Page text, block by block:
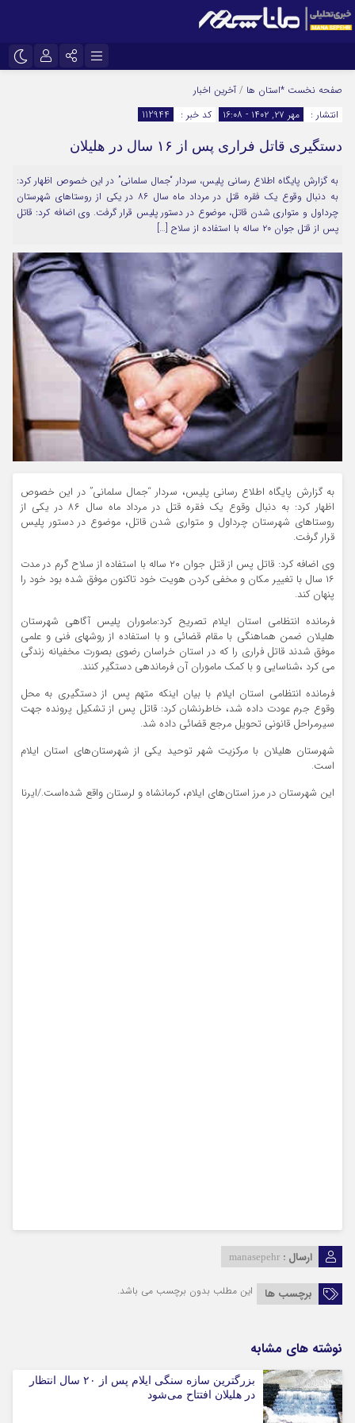
اینستاگرام
سروش ایتا
آپارات
نام کاربری یا نشانی ایمیل
رمز عبور
مرا به خاطر بسپار
صفحه نخست *استان ها / آخرین اخبار
انتشار :
مهر ۲۷, ۱۴۰۲ - ۱۶:۰۸ کد خبر : 112944
دستگیری قاتل فراری پس از ۱۶ سال در هلیلان
به گزارش پایگاه اطلاع رسانی پلیس، سردار “جمال سلمانی” در این خصوص اظهار کرد:
به دنبال وقوع یک فقره قتل در مرداد ماه سال ۸۶ در یکی از روستاهای شهرستان
چرداول و متواری شدن قاتل، موضوع در دستور پلیس قرار گرفت. وی اضافه کرد: قاتل
پس از قتل جوان ۲۰ ساله با استفاده از سلاح […]
به گزارش پایگاه اطلاع رسانی پلیس، سردار “جمال سلمانی” در این خصوص
اظهار کرد: به دنبال وقوع یک فقره قتل در مرداد ماه سال ۸۶ در یکی از
روستاهای شهرستان چرداول و متواری شدن قاتل، موضوع در دستور پلیس
قرار گرفت.
وی اضافه کرد: قاتل پس از قتل جوان ۲۰ ساله با استفاده از سلاح گرم در مدت
۱۶ سال با تغییر مکان و مخفی کردن هویت خود تاکنون موفق شده بود خود را
پنهان کند.
فرمانده انتظامی استان ایلام تصریح کرد:ماموران پلیس آگاهی شهرستان
هلیلان ضمن هماهنگی با مقام قضائی و با استفاده از روشهای فنی و علمی
موفق شدند قاتل فراری را که در استان خراسان رضوی بصورت مخفیانه زندگی
می کرد ،شناسایی و با کمک ماموران آن فرماندهی دستگیر کنند.
فرمانده انتظامی استان ایلام با بیان اینکه متهم پس از دستگیری به محل
وقوع جرم عودت داده شد، خاطرنشان کرد: قاتل پس از تشکیل پرونده جهت
سیرمراحل قانونی تحویل مرجع قضائی داده شد.
شهرستان هلیلان با مرکزیت شهر توحید یکی از شهرستان‌های استان ایلام
است.
این شهرستان در مرز استان‌های ایلام، کرمانشاه و لرستان واقع شده‌است./ایرنا
ارسال : manasepehr
برچسب ها این مطلب بدون برچسب می باشد.
نوشته های مشابه
بزرگترین سازه سنگی ایلام پس از ۲۰ سال انتظار
در هلیلان افتتاح می‌شود